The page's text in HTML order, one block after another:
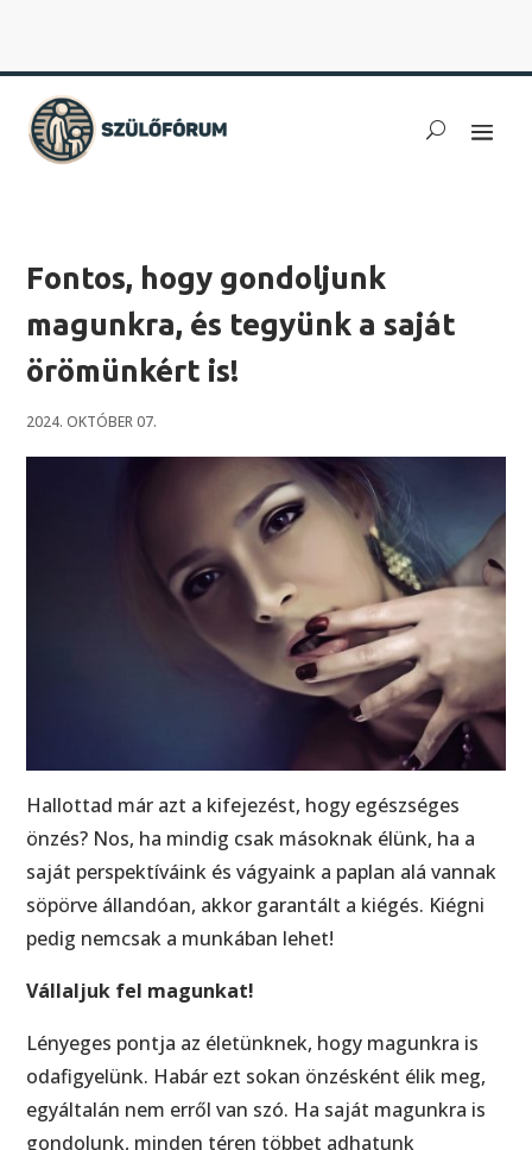
Fontos, hogy gondoljunk
magunkra, és tegyünk a saját
örömünkért is!
2024. OKTÓBER 07.
Hallottad már azt a kifejezést, hogy egészséges
önzés? Nos, ha mindig csak másoknak élünk, ha a
saját perspektíváink és vágyaink a paplan alá vannak
söpörve állandóan, akkor garantált a kiégés. Kiégni
pedig nemcsak a munkában lehet!
Vállaljuk fel magunkat!
Lényeges pontja az életünknek, hogy magunkra is
odafigyelünk. Habár ezt sokan önzésként élik meg,
egyáltalán nem erről van szó. Ha saját magunkra is
gondolunk, minden téren többet adhatunk